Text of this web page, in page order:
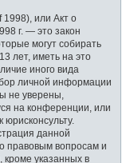
1998), или Акт о
г. — это закон
могут собирать
лет, иметь на это
иного вида
личной информации
не уверены,
на конференции, или
данной
правовым вопросам и
указанных в